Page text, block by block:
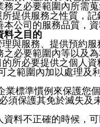
之必要範圍內所需蒐
提供服務之性質，
公司的服務品質，
料之目的
與服務、提供預約
必要範圍內等以及
所必要提供之個人
之範圍內加以處理及利
業標準慣例來保護您
須保護其免於滅失及
料不正確的時候，